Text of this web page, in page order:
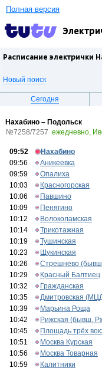
Полная версия
Расписание электрички
Новый поиск
Сегодня
Нахабино – Подольск
№7258/7257 ежедневно,
09:52
Нахабино
09:56
Аникеевка
09:59
Опалиха
10:03
Красногорская
10:06
Павшино
10:09
Пенягино
10:12
Волоколамская
10:14
Трикотажная
10:19
Тушинская
10:23
Щукинская
10:26
Стрешнево
10:29
Красный Балтиец
10:32
Гражданская
10:35
Дмитровская
10:39
Марьина Роща
10:42
Рижская (бывш.
10:45
Площадь трёх
10:51
Москва Курская
10:56
Москва Товарная
10:59
Калитники